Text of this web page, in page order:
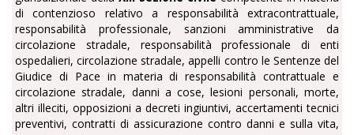
di contenzioso relativo a responsabilità extracontrattuale,
responsabilità professionale, sanzioni amministrative da
circolazione stradale, responsabilità professionale di enti
ospedalieri, circolazione stradale, appelli contro le Sentenze del
Giudice di Pace in materia di responsabilità contrattuale e
circolazione stradale, danni a cose, lesioni personali, morte,
altri illeciti, opposizioni a decreti ingiuntivi, accertamenti tecnici
preventivi, contratti di assicurazione contro danni e sulla vita,